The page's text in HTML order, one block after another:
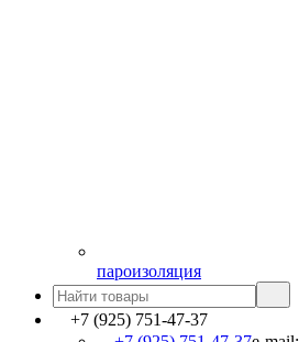
пароизоляция
+7 (925) 751-47-37